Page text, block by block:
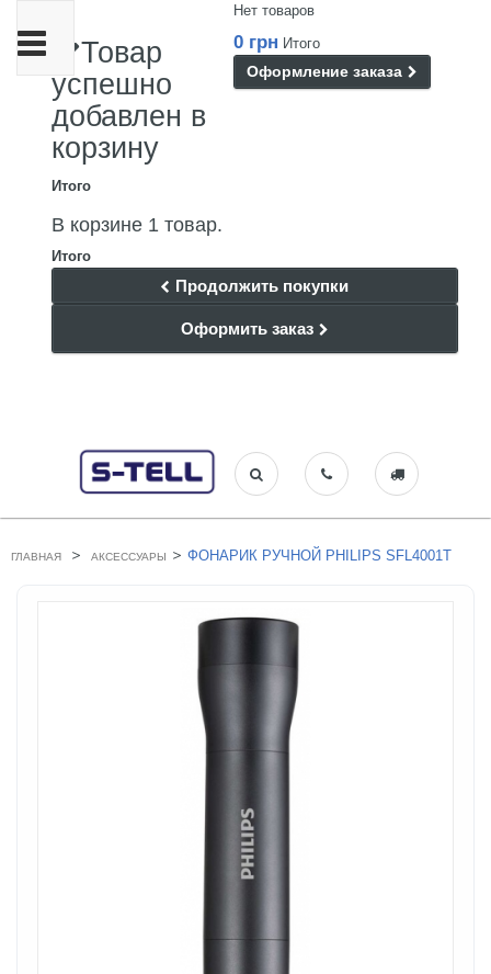
Нет товаров
0 грн Итого
Оформление заказа
Товар
успешно
добавлен в
корзину
Итого
В корзине 1 товар.
Итого
Продолжить покупки
Оформить заказ
Переключить
навигации
ГЛАВНАЯ > АКСЕССУАРЫ > ФОНАРИК РУЧНОЙ PHILIPS SFL4001T